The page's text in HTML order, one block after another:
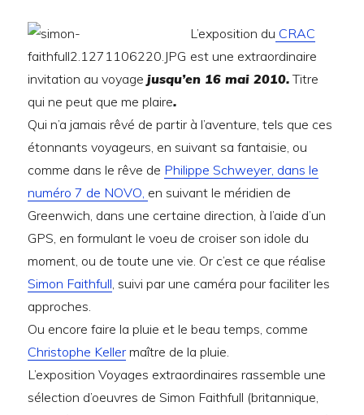
L’exposition du CRAC
est une extraordinaire
invitation au voyagejusqu’en 16 mai 2010.Titre
qui ne peut que me plaire.
Qui n’a jamais rêvé de partir à l’aventure, tels que ces
étonnants voyageurs, en suivant sa fantaisie, ou
comme dans le rêve de Philippe Schweyer, dans le
numéro 7 de NOVO, en suivant le méridien de
Greenwich, dans une certaine direction, à l’aide d’un
GPS, en formulant le voeu de croiser son idole du
moment, ou de toute une vie. Or c’est ce que réalise
Simon Faithfull, suivi par une caméra pour faciliter les
approches.
Ou encore faire la pluie et le beau temps, comme
Christophe Keller maître de la pluie.
L’exposition Voyages extraordinaires rassemble une
sélection d’oeuvres de Simon Faithfull (britannique,